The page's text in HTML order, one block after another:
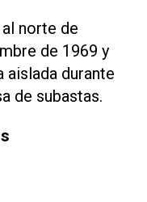
norte de
de 1969 y
aislada durante
de subastas.